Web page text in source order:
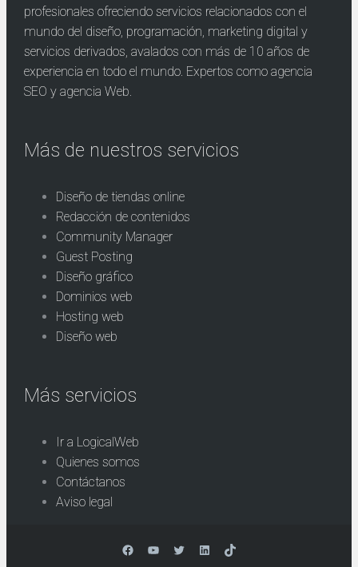
profesionales ofreciendo servicios relacionados con el
mundo del diseño, programación, marketing digital y
servicios derivados, avalados con más de 10 años de
experiencia en todo el mundo. Expertos como agencia
SEO y agencia Web.
Más de nuestros servicios
Diseño de tiendas online
Redacción de contenidos
Community Manager
Guest Posting
Diseño gráfico
Dominios web
Hosting web
Diseño web
Más servicios
Ir a LogicalWeb
Quienes somos
Contáctanos
Aviso legal
Facebook YouTube Twitter LinkedIn TikTok